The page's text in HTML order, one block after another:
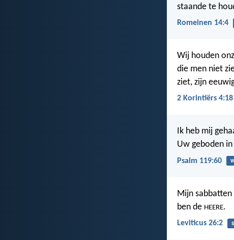
staande te
Romeinen 14:4
Wij houden
die men niet
ziet, zijn
2 Korintiërs 4:18
Ik heb mij
Uw geboden
Psalm 119:60
Mijn
ben de HEERE.
Leviticus 26:2